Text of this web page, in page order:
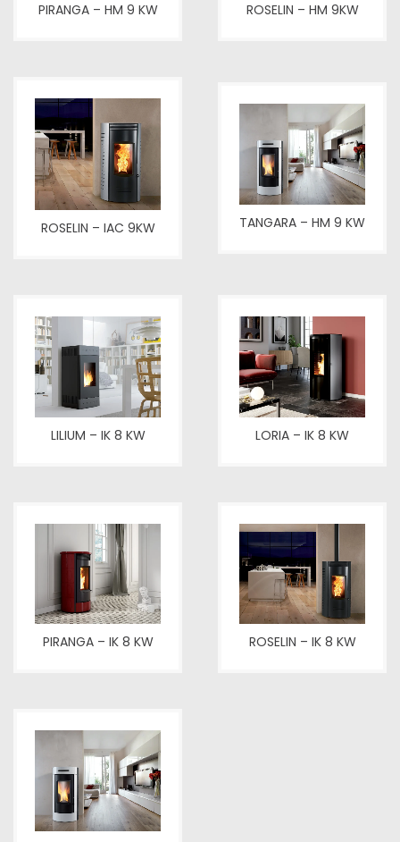
PIRANGA – HM 9 KW ROSELIN – HM 9KW
ROSELIN – IAC 9KW TANGARA – HM 9 KW
LILIUM – IK 8 KW LORIA – IK 8 KW
PIRANGA – IK 8 KW ROSELIN – IK 8 KW